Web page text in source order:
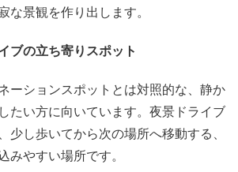
な景観を作り出します。
ブの立ち寄りスポット
ーションスポットとは対照的な、静か
たい方に向いています。夜景ドライブ
少し歩いてから次の場所へ移動する、
みやすい場所です。